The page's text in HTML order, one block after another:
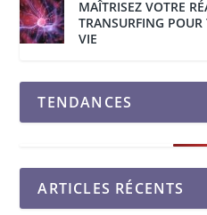
MAÎTRISEZ VOTRE
TRANSURFING
VIE
TENDANCES
ARTICLES RÉCENTS